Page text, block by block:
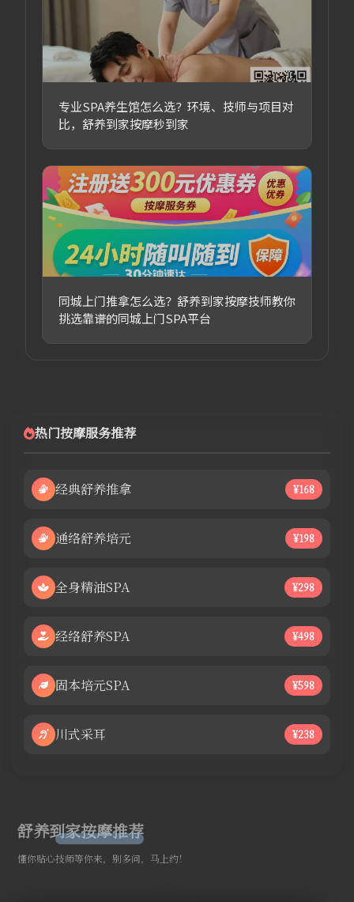
专业SPA养生馆怎么选？环境、技师与项目对
比，舒养到家按摩秒到家
同城上门推拿怎么选？舒养到家按摩技师教你
挑选靠谱的同城上门SPA平台
热门按摩服务推荐
经典舒养推拿 ¥168
通络舒养培元 ¥198
全身精油SPA ¥298
经络舒养SPA ¥498
固本培元SPA ¥598
川式采耳 ¥238
舒养到家按摩推荐
懂你贴心技师等你来，别多问，马上约！